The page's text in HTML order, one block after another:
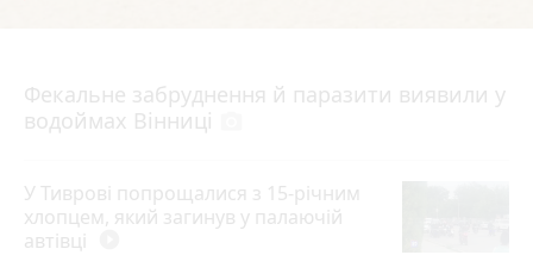
Фекальне забруднення й паразити виявили у
водоймах Вінниці
У Тиврові попрощалися з 15-річним
хлопцем, який загинув у палаючій
автівці